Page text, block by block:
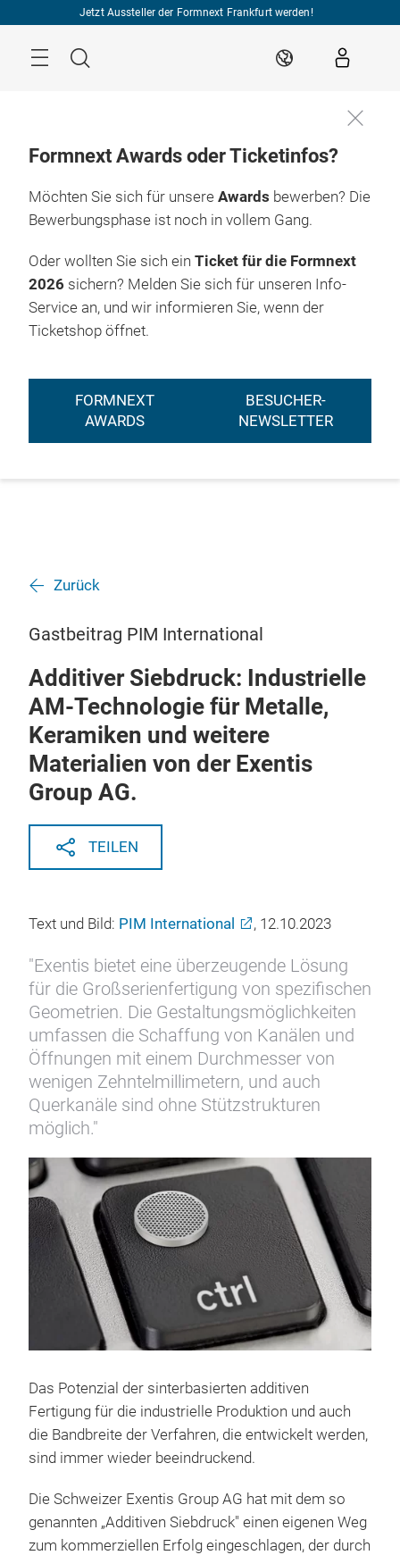
Jetzt Aussteller der Formnext Frankfurt werden!
Suche DE
Formnext Awards oder Ticketinfos?
Möchten Sie sich für unsere Awards bewerben? Die
Bewerbungsphase ist noch in vollem Gang.
Oder wollten Sie sich ein Ticket für die Formnext
2026 sichern? Melden Sie sich für unseren Info-
Service an, und wir informieren Sie, wenn der
Ticketshop öffnet.
FORMNEXT
AWARDS
BESUCHER-
NEWSLETTER
Zurück
Gastbeitrag PIM International
Additiver Siebdruck: Industrielle
AM-Technologie für Metalle,
Keramiken und weitere
Materialien von der Exentis
Group AG.
TEILEN
Text und Bild: PIM International , 12.10.2023
"Exentis bietet eine überzeugende Lösung
für die Großserienfertigung von spezifischen
Geometrien. Die Gestaltungsmöglichkeiten
umfassen die Schaffung von Kanälen und
Öffnungen mit einem Durchmesser von
wenigen Zehntelmillimetern, und auch
Querkanäle sind ohne Stützstrukturen
möglich."
Das Potenzial der sinterbasierten additiven
Fertigung für die industrielle Produktion und auch
die Bandbreite der Verfahren, die entwickelt werden,
sind immer wieder beeindruckend.
Die Schweizer Exentis Group AG hat mit dem so
genannten „Additiven Siebdruck" einen eigenen Weg
zum kommerziellen Erfolg eingeschlagen, der durch